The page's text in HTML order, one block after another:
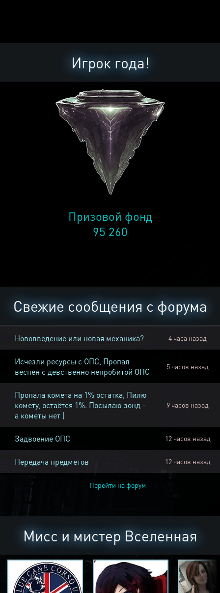
Игрок года!
Призовой фонд
95 260
Свежие сообщения с форума
Нововведение или новая механика? 4 часа назад
Исчезли ресурсы с ОПС, Пропал
веспен с девственно непробитой ОПС
5 часов назад
Пропала комета на 1% остатка, Пилю
комету, остаётся 1%. Посылаю зонд -
а кометы нет (
9 часов назад
Задвоение ОПС 12 часов назад
Передача предметов 12 часов назад
Перейти на форум
Мисс и мистер Вселенная